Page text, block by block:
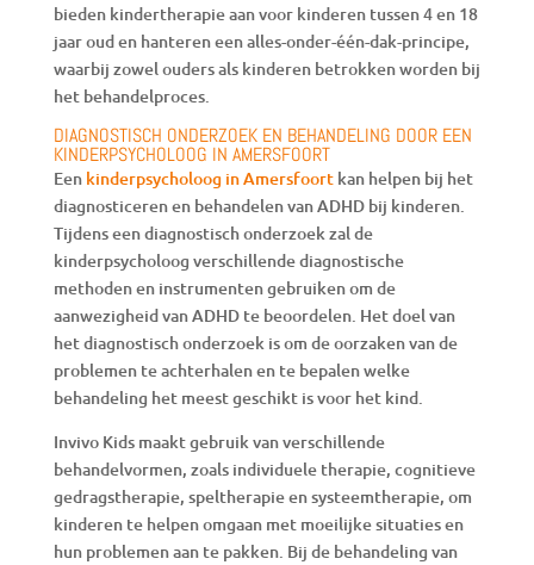
bieden kindertherapie aan voor kinderen tussen 4 en 18
jaar oud en hanteren een alles-onder-één-dak-principe,
waarbij zowel ouders als kinderen betrokken worden bij
het behandelproces.
DIAGNOSTISCH ONDERZOEK EN BEHANDELING DOOR EEN
KINDERPSYCHOLOOG IN AMERSFOORT
Een kinderpsycholoog in Amersfoortkan helpen bij het
diagnosticeren en behandelen van ADHD bij kinderen.
Tijdens een diagnostisch onderzoek zal de
kinderpsycholoog verschillende diagnostische
methoden en instrumenten gebruiken om de
aanwezigheid van ADHD te beoordelen. Het doel van
het diagnostisch onderzoek is om de oorzaken van de
problemen te achterhalen en te bepalen welke
behandeling het meest geschikt is voor het kind.
Invivo Kids maakt gebruik van verschillende
behandelvormen, zoals individuele therapie, cognitieve
gedragstherapie, speltherapie en systeemtherapie, om
kinderen te helpen omgaan met moeilijke situaties en
hun problemen aan te pakken. Bij de behandeling van